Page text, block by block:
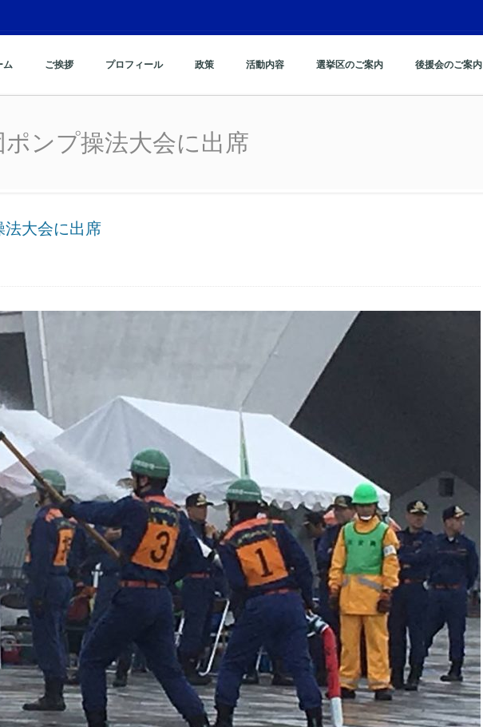
ム ご挨拶 プロフィール 政策 活動内容 選挙区のご案内 後援会のご案内
ンプ操法大会に出席
法大会に出席